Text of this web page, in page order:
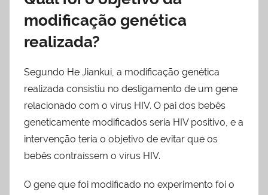
modificação genética
realizada?
Segundo He Jiankui, a modificação genética
realizada consistiu no desligamento de um gene
relacionado com o vírus HIV. O pai dos bebês
geneticamente modificados seria HIV positivo, e a
intervenção teria o objetivo de evitar que os
bebês contraíssem o vírus HIV.
O gene que foi modificado no experimento foi o